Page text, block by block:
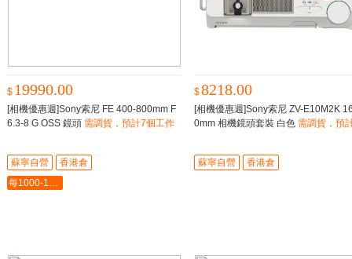
$ 19990.00
[相機優惠週]Sony索尼 FE 400-800mm F
6.3-8 G OSS 鏡頭 需調貨，預計7個工作
蘇寧自營
香港倉
每1000-100最多-5000
$8218.00
[相機優惠週]Sony索尼 ZV-E10M2K
0mm 相機鏡頭套裝 白色 需調貨，預
蘇寧自營 香港倉